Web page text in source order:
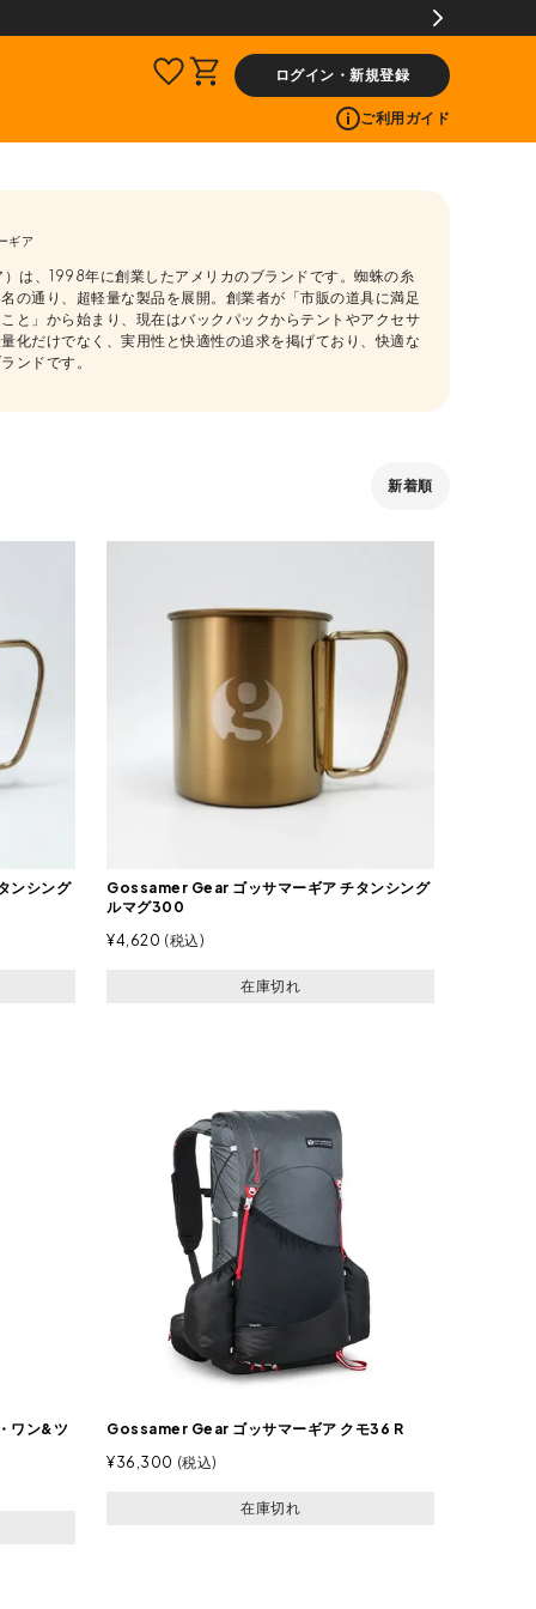
ログイン・新規登録
ご利用ガイド
ギア
は、1998年に創業したアメリカのブランドです。蜘蛛の糸
の通り、超軽量な製品を展開。創業者が「市販の道具に満足
と」から始まり、現在はバックパックからテントやアクセサ
化だけでなく、実用性と快適性の追求を掲げており、快適な
ンドです。
新着順
ンシング
Gossamer Gear ゴッサマーギア チタンシング
ルマグ300
¥4,620 税込
在庫切れ
ワン&ツ
Gossamer Gear ゴッサマーギア クモ36 R
¥36,300 税込
在庫切れ